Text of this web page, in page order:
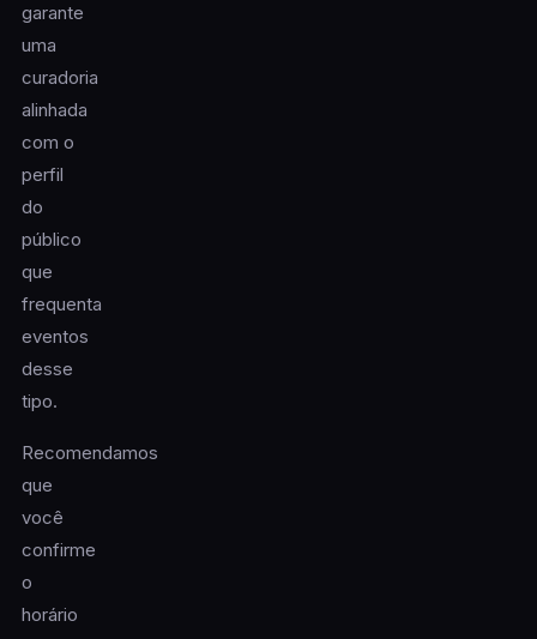
garante
uma
curadoria
alinhada
com o
perfil
do
público
que
frequenta
eventos
desse
tipo.
Recomendamos
que
você
confirme
o
horário